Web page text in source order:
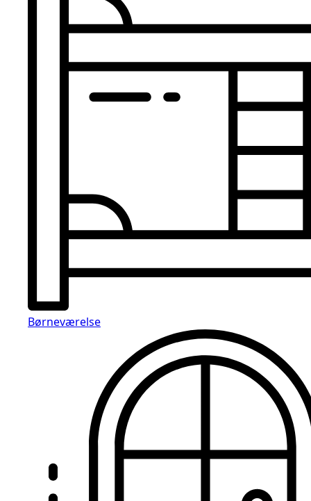
Børneværelse